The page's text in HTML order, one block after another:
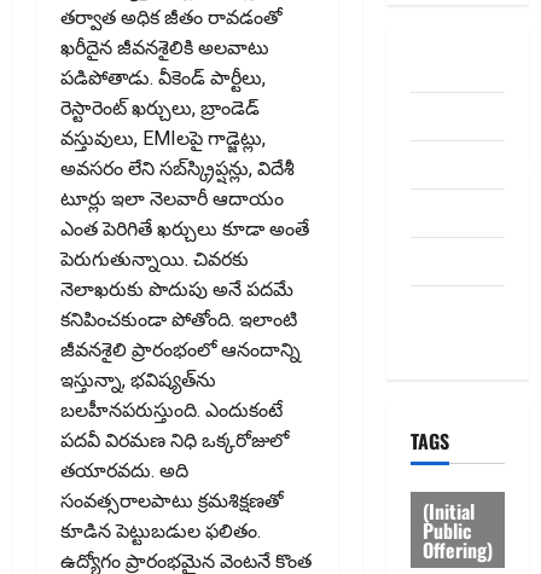
తర్వాత అధిక జీతం రావడంతో
ఖరీదైన జీవనశైలికి అలవాటు
పడిపోతాడు. వీకెండ్‌ పార్టీలు,
రెస్టారెంట్‌ ఖర్చులు, బ్రాండెడ్‌
వస్తువులు, EMIలపై గాడ్జెట్లు,
అవసరం లేని సబ్‌స్క్రిప్షన్లు, విదేశీ
టూర్లు ఇలా నెలవారీ ఆదాయం
ఎంత పెరిగితే ఖర్చులు కూడా అంతే
పెరుగుతున్నాయి. చివరకు
నెలాఖరుకు పొదుపు అనే పదమే
కనిపించకుండా పోతోంది. ఇలాంటి
జీవనశైలి ప్రారంభంలో ఆనందాన్ని
ఇస్తున్నా, భవిష్యత్‌ను
బలహీనపరుస్తుంది. ఎందుకంటే
పదవీ విరమణ నిధి ఒక్కరోజులో
తయారవదు. అది
సంవత్సరాలపాటు క్రమశిక్షణతో
కూడిన పెట్టుబడుల ఫలితం.
ఉద్యోగం ప్రారంభమైన వెంటనే కొంత
TAGS
(Initial
Public
Offering)